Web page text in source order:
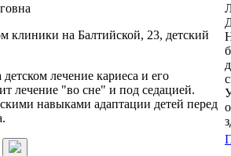
клиники на Балтийской, 23, детский
лечение кариеса и его
лечение "во сне" и под седацией.
навыками адаптации детей перед